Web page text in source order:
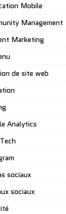
Mobile
Management
Marketing
de site web
Analytics
sociaux
sociaux